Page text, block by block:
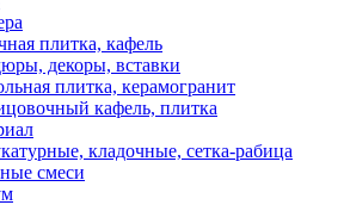
плитка, кафель
декоры, вставки
плитка, керамогранит
кафель, плитка
кладочные, сетка-рабица
смеси